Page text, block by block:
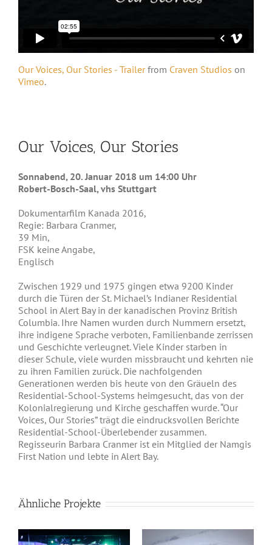
Our Voices, Our Stories - Trailerfrom Craven Studios on
Vimeo.
Our Voices, Our Stories
Sonnabend, 20. Januar 2018 um 14:00 Uhr
Robert-Bosch-Saal, vhs Stuttgart
Dokumentarfilm Kanada 2016,
Regie: Barbara Cranmer,
39 Min,
FSK keine Angabe,
Englisch
Zwischen 1929 und 1975 gingen etwa 9200 Kinder
durch die Türen der St. Michael’s Indianer Residential
School in Alert Bay in der kanadischen Provinz British
Columbia. Ihre Namen wurden durch Nummern ersetzt,
ihre indigene Sprache verboten, Familienbande zerrissen
und Geschichte verleugnet. Viele Kinder starben in
dieser Schule, viele wurden missbraucht und kehrten nie
zu ihren Familien zurück. Die nachfolgenden
Generationen werden bis heute von den Gräueln des
Residential-School-Systems heimgesucht, das von der
Kolonialregierung und Kirche geschaffen wurde. “Our
Voices, Our Stories” trägt die eindrucksvollen Berichte
Residential-School-Überlebender zusammen.
Regisseurin Barbara Cranmer ist ein Mitglied der Namgis
First Nation und lebte in Alert Bay.
Ähnliche Projekte